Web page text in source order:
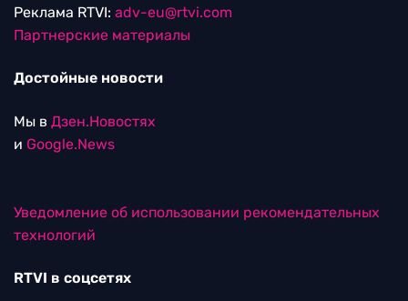
Реклама RTVI: adv-eu@rtvi.com
Партнерские материалы
Достойные новости
Мы в Дзен.Новостях
и Google.News
Уведомление об использовании рекомендательных
технологий
RTVI в соцсетях